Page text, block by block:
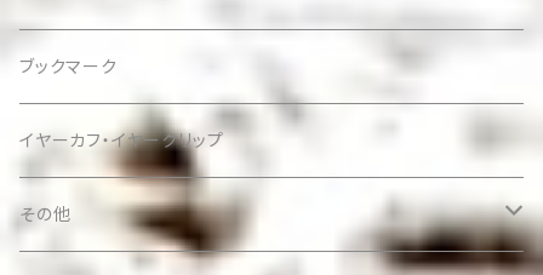
ブックマーク
イヤーカフ・イヤークリップ
その他